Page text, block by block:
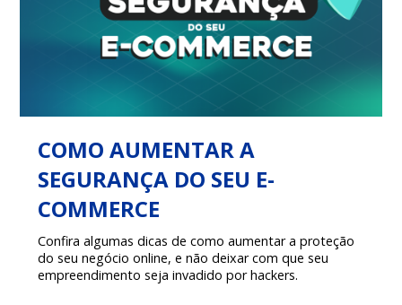
COMO AUMENTAR A
SEGURANÇA DO SEU E-
COMMERCE
Confira algumas dicas de como aumentar a proteção
do seu negócio online, e não deixar com que seu
empreendimento seja invadido por hackers.